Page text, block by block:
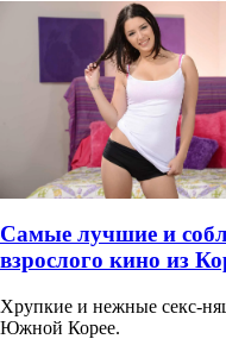
Самые лучшие и
взрослого кино из
Хрупкие и нежные секс-
Южной Корее.